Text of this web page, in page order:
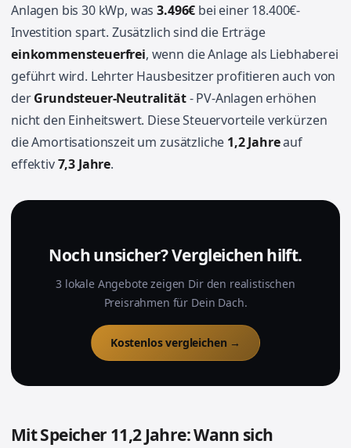
Anlagen bis 30 kWp, was3.496€ bei einer 18.400€-
Investition spart. Zusätzlich sind die Erträge
einkommensteuerfrei, wenn die Anlage als Liebhaberei
geführt wird. Lehrter Hausbesitzer profitieren auch von
derGrundsteuer-Neutralität- PV-Anlagen erhöhen
nicht den Einheitswert. Diese Steuervorteile verkürzen
die Amortisationszeit um zusätzliche 1,2 Jahreauf
effektiv7,3 Jahre.
Noch unsicher? Vergleichen hilft.
3 lokale Angebote zeigen Dir den realistischen
Preisrahmen für Dein Dach.
Kostenlos vergleichen →
Mit Speicher 11,2 Jahre: Wann sich